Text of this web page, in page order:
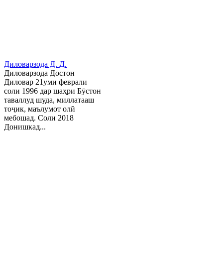
Диловарзода Д. Д.
Диловарзода Достон
Диловар 21уми феврали
соли 1996 дар шаҳри Бӯстон
таваллуд шуда, миллатааш
тоҷик, маълумот олӣ
мебошад. Соли 2018
Донишкад...